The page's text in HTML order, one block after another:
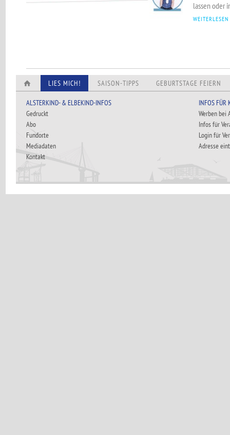
lassen oder
WEITERLESEN
LIES MICH! SAISON-TIPPS GEBURTSTAGE FEIERN
ALSTERKIND- & ELBEKIND-INFOS
Gedruckt
Abo
Fundorte
Mediadaten
Kontakt
INFOS FÜR
Werben bei
Infos für
Login für
Adresse